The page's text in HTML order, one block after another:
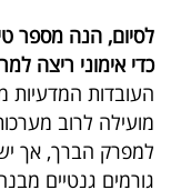
לסיום, הנה מספר
כדי אימוני ריצה
העובדות המדעיות
מועילה לרוב
למפרק הברך, אך יש
גורמים גנטיים